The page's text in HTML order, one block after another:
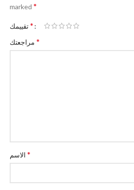
marked *
*
*
*